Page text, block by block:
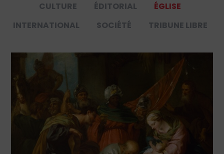
CULTURE
ÉDITORIAL
ÉGLISE
INTERNATIONAL
SOCIÉTÉ TRIBUNE LIBRE